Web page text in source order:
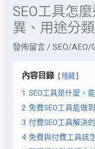
SEO工具怎
異、用途分
發佈留言 /SEO/AEO/
內容目錄 隱藏
1 SEO工具是什麼，
2 免費SEO工具能做
3 付費SEO工具解決
4 免費與付費工具該